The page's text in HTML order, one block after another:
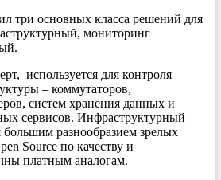
три основных класса решений для
мониторинг
используется для контроля
– коммутаторов,
систем хранения данных и
сервисов. Инфраструктурный
большим разнообразием зрелых
Source по качеству и
платным аналогам.